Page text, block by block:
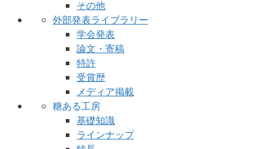
その他
外部発表ライブラリー
学会発表
論文・寄稿
特許
受賞歴
メディア掲載
糖ある工房
基礎知識
ラインナップ